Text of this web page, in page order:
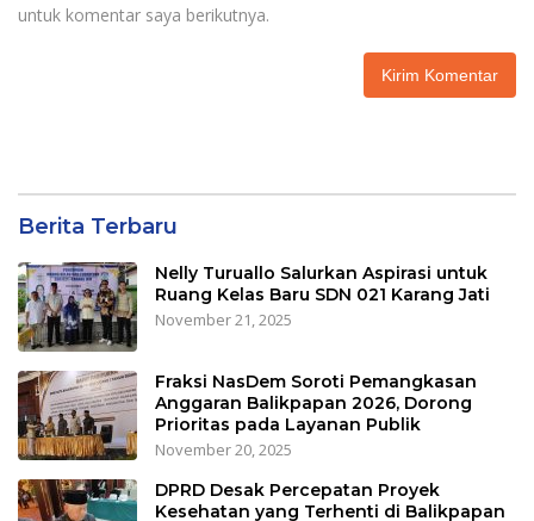
untuk komentar saya berikutnya.
Berita Terbaru
Nelly Turuallo Salurkan Aspirasi untuk
Ruang Kelas Baru SDN 021 Karang Jati
November 21, 2025
Fraksi NasDem Soroti Pemangkasan
Anggaran Balikpapan 2026, Dorong
Prioritas pada Layanan Publik
November 20, 2025
DPRD Desak Percepatan Proyek
Kesehatan yang Terhenti di Balikpapan